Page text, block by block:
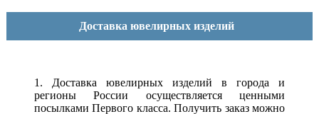
Доставка ювелирных изделий
1. Доставка ювелирных изделий в города и
регионы России осуществляется ценными
посылками Первого класса. Получить заказ можно